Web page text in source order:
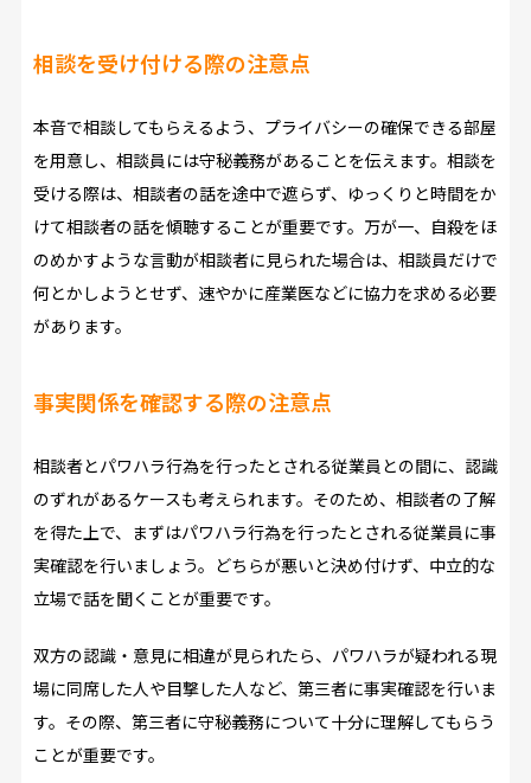
相談を受け付ける際の注意点
本音で相談してもらえるよう、プライバシーの確保できる部屋
を用意し、相談員には守秘義務があることを伝えます。相談を
受ける際は、相談者の話を途中で遮らず、ゆっくりと時間をか
けて相談者の話を傾聴することが重要です。万が一、自殺をほ
のめかすような言動が相談者に見られた場合は、相談員だけで
何とかしようとせず、速やかに産業医などに協力を求める必要
があります。
事実関係を確認する際の注意点
相談者とパワハラ行為を行ったとされる従業員との間に、認識
のずれがあるケースも考えられます。そのため、相談者の了解
を得た上で、まずはパワハラ行為を行ったとされる従業員に事
実確認を行いましょう。どちらが悪いと決め付けず、中立的な
立場で話を聞くことが重要です。
双方の認識・意見に相違が見られたら、パワハラが疑われる現
場に同席した人や目撃した人など、第三者に事実確認を行いま
す。その際、第三者に守秘義務について十分に理解してもらう
ことが重要です。